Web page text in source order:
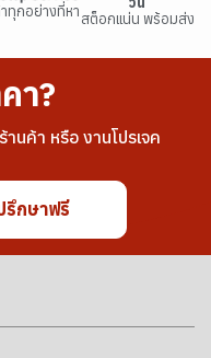
ทุกอย่างที่หาสต็อกแน่น พร้อมส่ง
า?
นค้า หรือ งานโปรเจค
รึกษาฟรี